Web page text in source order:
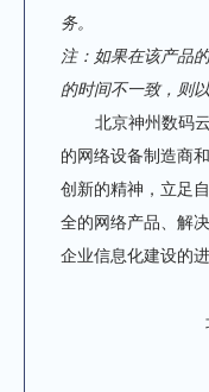
务。
注：如果在该产品
的时间不一致，则
北京神州数码
的网络设备制造商
创新的精神，立足
全的网络产品、解
企业信息化建设的